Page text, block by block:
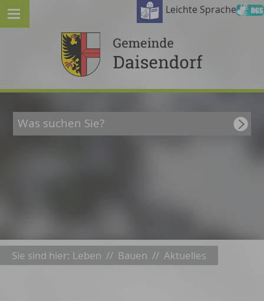
Leichte Sprache
Sie sind hier: Leben // Bauen // Aktuelles